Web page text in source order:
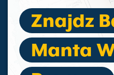
Znajdz
Manta